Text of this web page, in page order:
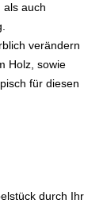
als auch
verändern
Holz, sowie
für diesen
durch Ihr